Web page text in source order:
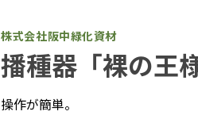
株式会社阪中緑化資材
播種器「裸の王様
操作が簡単。